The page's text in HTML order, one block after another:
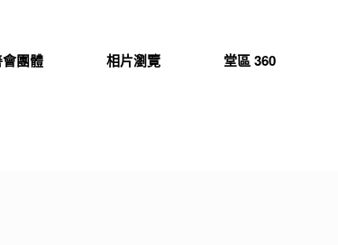
團體 相片瀏覽 堂區 360